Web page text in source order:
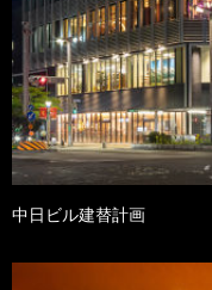
中日ビル建替計画